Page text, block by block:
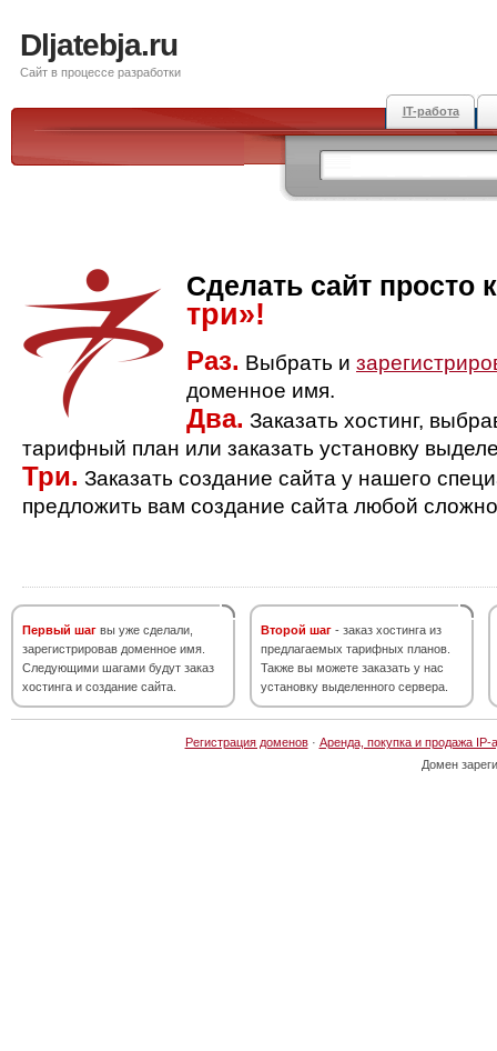
Dljatebja.ru
Сайт в процессе разработки
IT-работа
Сделать сайт просто
три»!
Раз. Выбрать и
доменное имя.
Два. Заказать хостинг,
тарифный план или заказать установку
Три. Заказать создание сайта у нашего
предложить вам создание сайта любой
Первый шаг вы уже сделали,
зарегистрировав доменное имя.
Следующими шагами будут заказ
хостинга и создание сайта.
Второй шаг - заказ хостинга из
предлагаемых тарифных планов.
Также вы можете заказать у нас
установку выделенного сервера.
Регистрация доменов· Аренда, покупка и продажа IP-
Домен